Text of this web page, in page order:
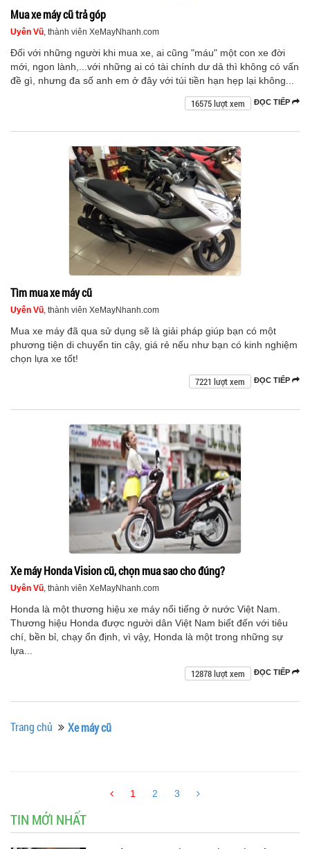
Mua xe máy cũ trả góp
Uyên Vũ, thành viên XeMayNhanh.com
Đối với những người khi mua xe, ai cũng "máu" một con xe đời
mới, ngon lành,...với những ai có tài chính dư dả thì không có vấn
đề gì, nhưng đa số anh em ở đây với túi tiền hạn hẹp lại không...
ĐỌC TIẾP
16575 lượt xem
Tìm mua xe máy cũ
Uyên Vũ, thành viên XeMayNhanh.com
Mua xe máy đã qua sử dụng sẽ là giải pháp giúp bạn có một
phương tiện di chuyển tin cậy, giá rẻ nếu như bạn có kinh nghiệm
chọn lựa xe tốt!
ĐỌC TIẾP
7221 lượt xem
Xe máy Honda Vision cũ, chọn mua sao cho đúng?
Uyên Vũ, thành viên XeMayNhanh.com
Honda là một thương hiệu xe máy nổi tiếng ở nước Việt Nam.
Thương hiệu Honda được người dân Việt Nam biết đến với tiêu
chí, bền bỉ, chạy ổn định, vì vậy, Honda là một trong những sự
lựa...
ĐỌC TIẾP
12878 lượt xem
Trang chủ Xe máy cũ
1 2 3
TIN MỚI NHẤT